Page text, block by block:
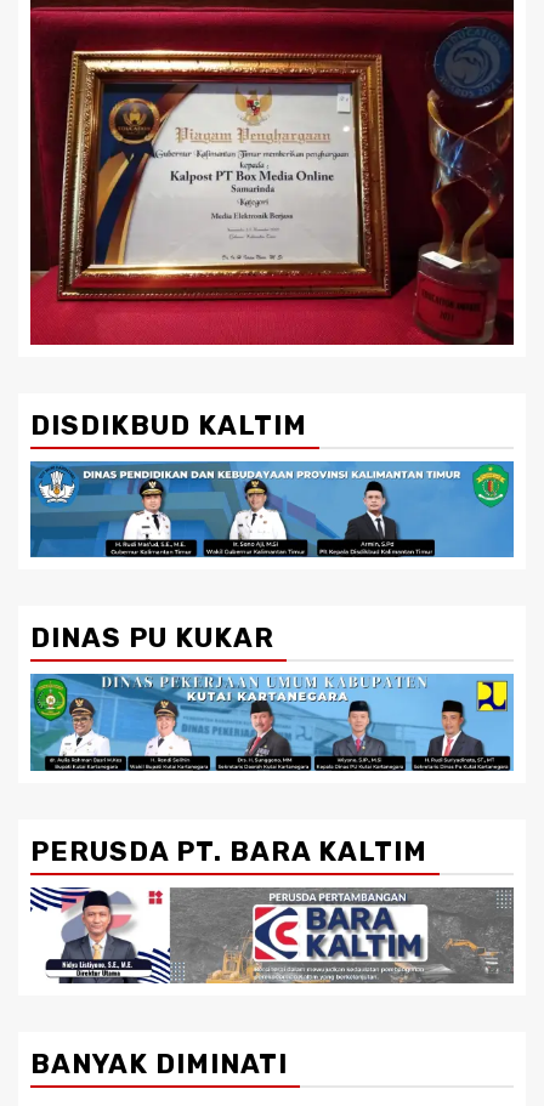
DISDIKBUD KALTIM
DINAS PU KUKAR
PERUSDA PT. BARA KALTIM
BANYAK DIMINATI